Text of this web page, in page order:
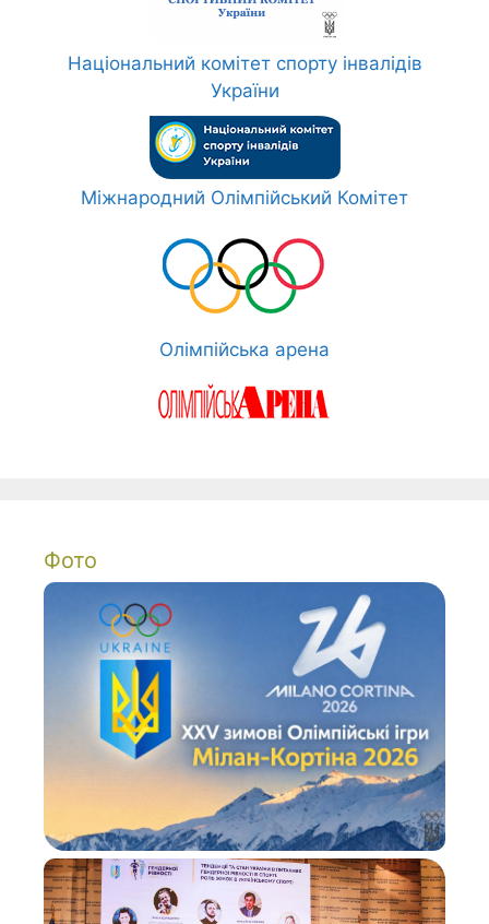
Національний комітет спорту інвалідів
України
Міжнародний Олімпійський Комітет
Олімпійська арена
Фото